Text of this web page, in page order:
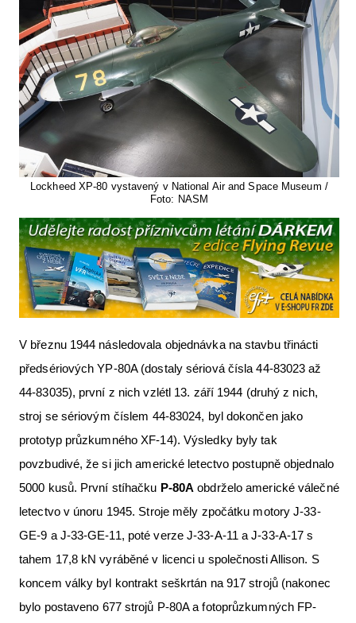
Lockheed XP-80 vystavený v National Air and Space Museum /
Foto: NASM
V březnu 1944 následovala objednávka na stavbu třinácti
předsériových YP-80A (dostaly sériová čísla 44-83023 až
44-83035), první z nich vzlétl 13. září 1944 (druhý z nich,
stroj se sériovým číslem 44-83024, byl dokončen jako
prototyp průzkumného XF-14). Výsledky byly tak
povzbudivé, že si jich americké letectvo postupně objednalo
5000 kusů. První stíhačku P-80A obdrželo americké válečné
letectvo v únoru 1945. Stroje měly zpočátku motory J-33-
GE-9 a J-33-GE-11, poté verze J-33-A-11 a J-33-A-17 s
tahem 17,8 kN vyráběné v licenci u společnosti Allison. S
koncem války byl kontrakt seškrtán na 917 strojů (nakonec
bylo postaveno 677 strojů P-80A a fotoprůzkumných FP-